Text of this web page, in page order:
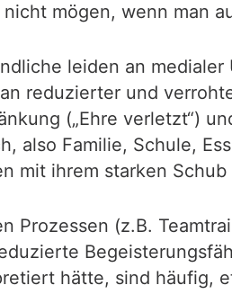
mögen, wenn man
leiden an
reduzierter und
(„Ehre verletzt“)
also Familie, Schule,
mit ihrem starken
Prozessen (z.B.
hätte, sind häufig,